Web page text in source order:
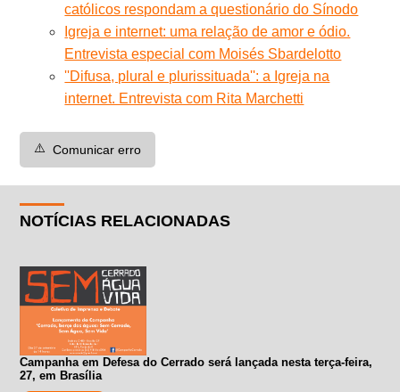
católicos respondam a questionário do Sínodo
Igreja e internet: uma relação de amor e ódio.
Entrevista especial com Moisés Sbardelotto
''Difusa, plural e plurissituada'': a Igreja na
internet. Entrevista com Rita Marchetti
⚠️ Comunicar erro
NOTÍCIAS RELACIONADAS
Campanha em Defesa do Cerrado será lançada nesta terça-feira,
27, em Brasília